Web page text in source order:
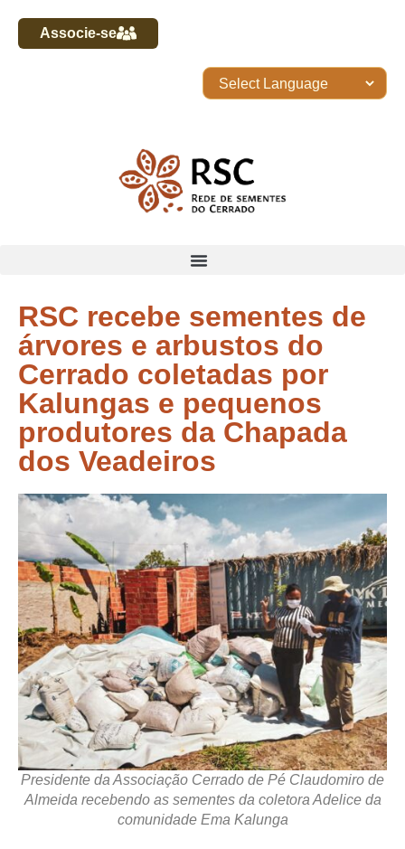
Associe-se
RSC recebe sementes de
árvores e arbustos do
Cerrado coletadas por
Kalungas e pequenos
produtores da Chapada
dos Veadeiros
Presidente da Associação Cerrado de Pé Claudomiro de
Almeida recebendo as sementes da coletora Adelice da
comunidade Ema Kalunga